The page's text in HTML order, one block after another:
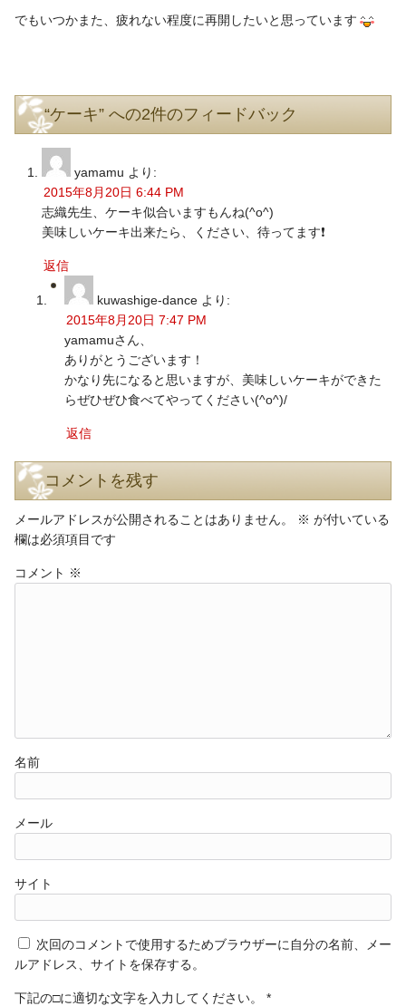
でもいつかまた、疲れない程度に再開したいと思っています
“ケーキ” への2件のフィードバック
yamamu より:
2015年8月20日 6:44 PM
志織先生、ケーキ似合いますもんね(^o^)
美味しいケーキ出来たら、ください、待ってます❗
返信
kuwashige-dance より:
2015年8月20日 7:47 PM
yamamuさん、
ありがとうございます！
かなり先になると思いますが、美味しいケーキができた
らぜひぜひ食べてやってください(^o^)/
返信
コメントを残す
メールアドレスが公開されることはありません。 ※ が付いている
欄は必須項目です
コメント ※
名前
メール
サイト
次回のコメントで使用するためブラウザーに自分の名前、メー
ルアドレス、サイトを保存する。
下記の□に適切な文字を入力してください。 *